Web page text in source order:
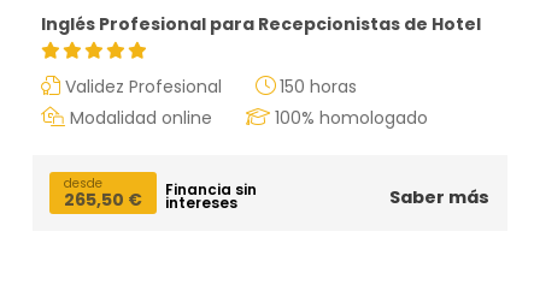
Inglés Profesional para Recepcionistas de Hotel
Validez Profesional
150 horas
Modalidad online
100% homologado
desde
265,50 € Financia sin
intereses Saber más